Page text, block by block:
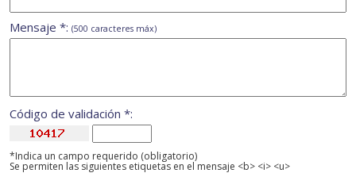
Mensaje *: (500 caracteres máx)
Código de validación *:
*Indica un campo requerido (obligatorio)
Se permiten las siguientes etiquetas en el mensaje <b> <i> <u>